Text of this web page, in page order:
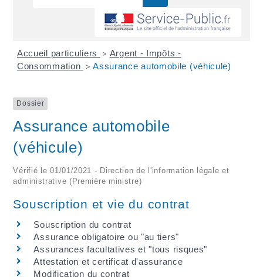
Accueil particuliers > Argent - Impôts -
Consommation
> Assurance automobile (véhicule)
Dossier
Assurance automobile
(véhicule)
Vérifié le 01/01/2021 - Direction de l'information légale et
administrative (Première ministre)
Souscription et vie du contrat
Souscription du contrat
Assurance obligatoire ou "au tiers"
Assurances facultatives et "tous risques"
Attestation et certificat d'assurance
Modification du contrat